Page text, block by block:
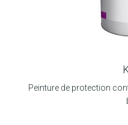
Peinture de protection